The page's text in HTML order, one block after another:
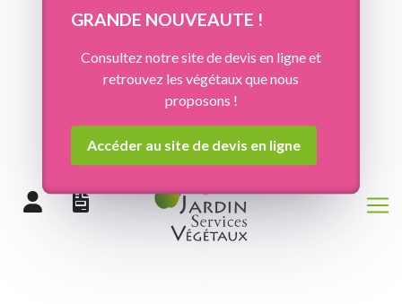
GRANDE NOUVEAUTE !
Consultez notre site de devis en ligne et
retrouvez les végétaux que nous
proposons !
Accéder au site de devis en ligne
Panneau de gestion des cookies